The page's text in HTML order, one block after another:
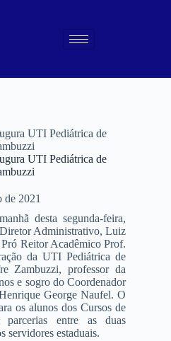
UTI Pediátrica de
UTI Pediátrica de
de 2021
desta segunda-feira,
Administrativo, Luiz
Reitor Acadêmico Prof.
da UTI Pediátrica de
Zambuzzi, professor da
e sogro do Coordenador
George Naufel. O
os alunos dos Cursos de
entre as duas
servidores estaduais.